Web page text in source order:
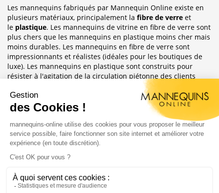
Les mannequins fabriqués par Mannequin Online existe en
plusieurs matériaux, principalement la fibre de verre et
le plastique. Les mannequins de vitrine en fibre de verre sont
plus chers que les mannequins en plastique moins cher mais
moins durables. Les mannequins en fibre de verre sont
impressionnants et réalistes (idéales pour les boutiques de
luxe). Les mannequins en plastique sont construits pour
résister à l'agitation de la circulation piétonne des clients
habituellement observée dans le magasin où ils sont placés.
Sublimez Vos Boutiques, Vitrines Et
Les mannequins sont idéales pour les magasins de détail, en
étalages de magasin ou décoration de vitrine. Ils ont
d'afficher leurs produits ou prendre des photos.